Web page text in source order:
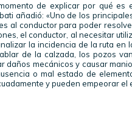
de explicar por qué
añadió: «Uno de los
al conductor para poder
el conductor, al necesitar
la incidencia de la ruta en
de la calzada, los pozos
daños mecánicos y causar
o mal estado de
y pueden empeorar el